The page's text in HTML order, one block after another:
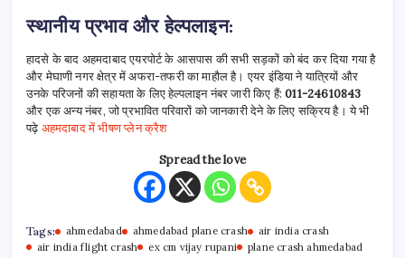
स्थानीय प्रभाव और हेल्पलाइन:
हादसे के बाद अहमदाबाद एयरपोर्ट के आसपास की सभी सड़कों को बंद कर दिया गया है
और मेघाणी नगर क्षेत्र में अफरा-तफरी का माहौल है। एयर इंडिया ने यात्रियों और
उनके परिजनों की सहायता के लिए हेल्पलाइन नंबर जारी किए हैं:011-24610843
और एक अन्य नंबर, जो प्रभावित परिवारों को जानकारी देने के लिए सक्रिय है। ये भी
पढ़ेअहमदाबाद में भीषण प्लेन क्रैश
Spread the love
Tags: ahmedabad ahmedabad plane crash
air india crash
air india flight crash
ex cm vijay rupani
plane crash ahmedabad